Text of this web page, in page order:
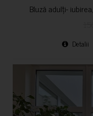
Bluză adulți-
Detalii